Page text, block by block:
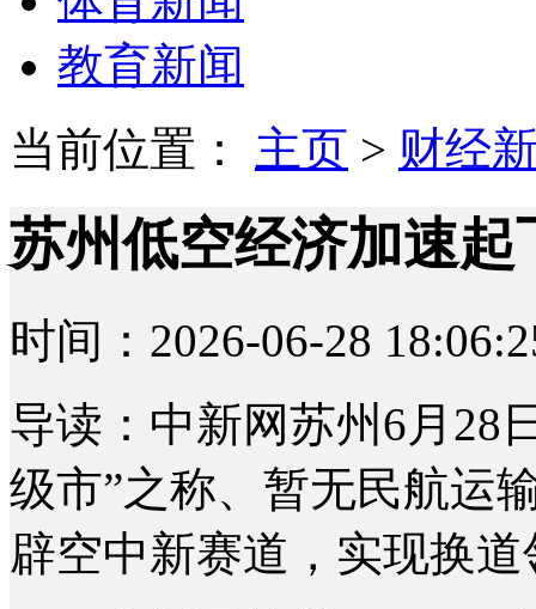
教育新闻
当前位置： 主页 > 财经
苏州低空经济加速
时间：2026-06-28
导读：中新网苏州6月28
级市”之称、暂无民航运
辟空中新赛道，实现换